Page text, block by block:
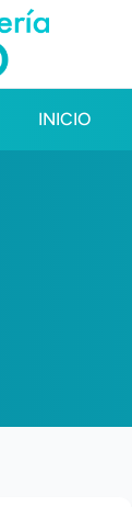
INICIO